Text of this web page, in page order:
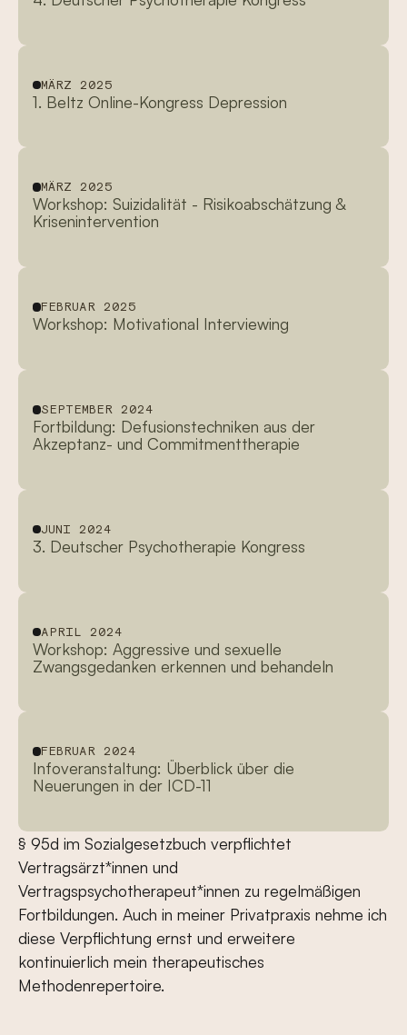
MÄRZ 2025
1. Beltz Online-Kongress Depression
MÄRZ 2025
Workshop: Suizidalität - Risikoabschätzung &
Krisenintervention
FEBRUAR 2025
Workshop: Motivational Interviewing
SEPTEMBER 2024
Fortbildung: Defusionstechniken aus der
Akzeptanz- und Commitmenttherapie
JUNI 2024
3. Deutscher Psychotherapie Kongress
APRIL 2024
Workshop: Aggressive und sexuelle
Zwangsgedanken erkennen und behandeln
FEBRUAR 2024
Infoveranstaltung: Überblick über die
Neuerungen in der ICD-11
§ 95d im Sozialgesetzbuch verpﬂichtet
Vertragsärzt*innen und
Vertragspsychotherapeut*innen zu regelmäßigen
Fortbildungen. Auch in meiner Privatpraxis nehme ich
diese Verpﬂichtung ernst und erweitere
kontinuierlich mein therapeutisches
Methodenrepertoire.